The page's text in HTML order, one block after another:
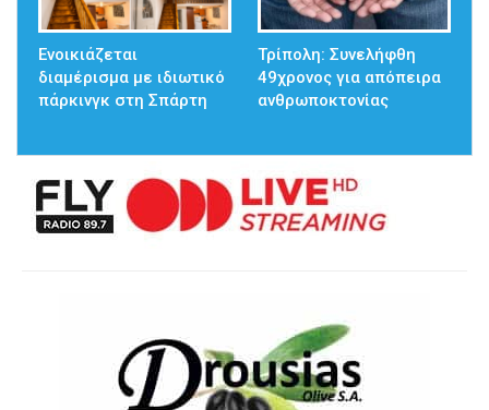
Ενοικιάζεται
διαμέρισμα με ιδιωτικό
πάρκινγκ στη Σπάρτη
Τρίπολη: Συνελήφθη
49χρονος για απόπειρα
ανθρωποκτονίας